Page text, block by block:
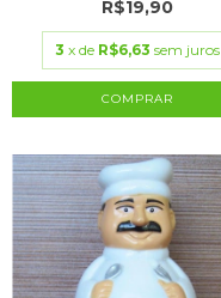
R$19,90
3 x de R$6,63 sem juros